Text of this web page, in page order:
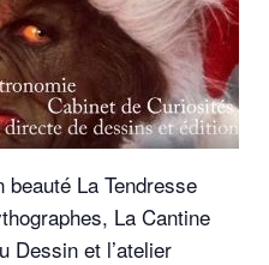
beauté La Tendresse
La Cantine
Dessin et l’atelier